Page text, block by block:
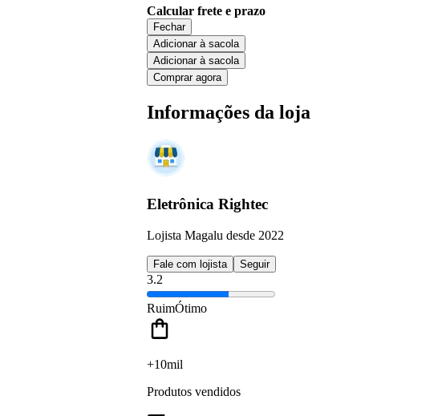
Calcular frete e prazo
Fechar
Adicionar à sacola
Adicionar à sacola
Comprar agora
Informações da loja
Eletrônica Rightec
Lojista Magalu desde 2022
Fale com lojista Seguir
3.2
RuimÓtimo
+10mil
Produtos vendidos